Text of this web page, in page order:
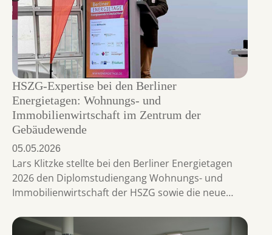
HSZG-Expertise bei den Berliner
Energietagen: Wohnungs- und
Immobilienwirtschaft im Zentrum der
Gebäudewende
05.05.2026
Lars Klitzke stellte bei den Berliner Energietagen
2026 den Diplomstudiengang Wohnungs- und
Immobilienwirtschaft der HSZG sowie die neue…